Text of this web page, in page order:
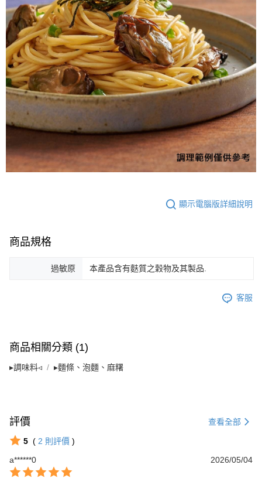
顯示電腦版詳細說明
商品規格
過敏原 本產品含有麩質之穀物及其製品.
客服
商品相關分類 (1)
▸調味料◃ ▸麵條、泡麵、麻糬
評價 查看全部
5 ( 2 則評價 )
a******0
2026/05/04